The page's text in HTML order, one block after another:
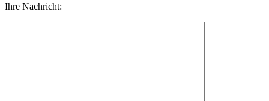
Ihre Nachricht: